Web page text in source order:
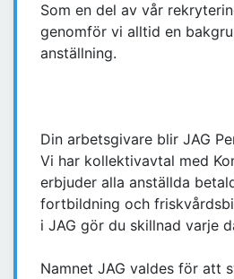
Som en del av vår
genomför vi alltid en
anställning.
Din arbetsgivare blir JAG
Vi har kollektivavtal med
erbjuder alla anställda
fortbildning och
i JAG gör du skillnad varje
Namnet JAG valdes för att